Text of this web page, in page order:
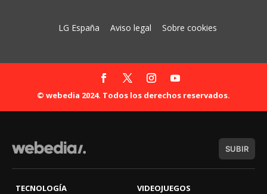
LG España Aviso legal Sobre cookies
© webedia 2024. Todos los derechos reservados.
SUBIR
TECNOLOGÍA
VIDEOJUEGOS